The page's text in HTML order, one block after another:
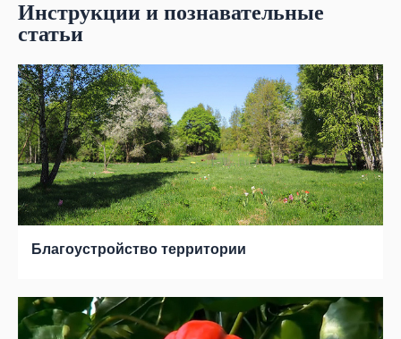
Инструкции и познавательные
статьи
Благоустройство территории